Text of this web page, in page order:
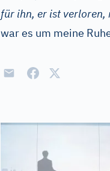
für ihn, er ist
war es um meine